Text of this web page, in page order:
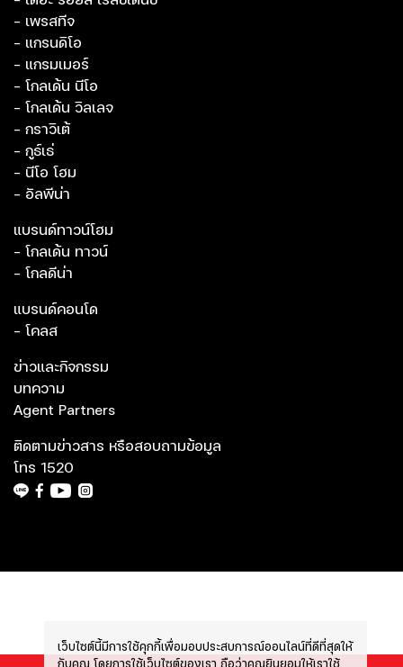
- เพรสทีจ
- แกรนดิโอ
- แกรมเมอร์
- โกลเด้น นีโอ
- โกลเด้น วิลเลจ
- กราวิเต้
- กูธ์เธ่
- นีโอ โฮม
- อัลพีน่า
แบรนด์ทาวน์โฮม
- โกลเด้น ทาวน์
- โกลดีน่า
แบรนด์คอนโด
- โคลส
ข่าวและกิจกรรม
บทความ
Agent Partners
ติดตามข่าวสาร หรือสอบถามข้อมูล
โทร 1520
เว็บไซต์นี้มีการใช้คุกกี้เพื่อมอบประสบการณ์ออนไลน์ที่ดีที่สุดให้